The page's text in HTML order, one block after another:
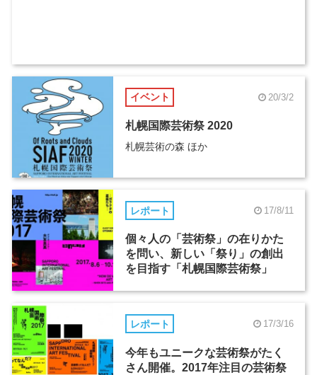
イベント 20/3/2
札幌国際芸術祭 2020
札幌芸術の森 ほか
レポート 17/8/11
個々人の「芸術祭」の在りかた
を問い、新しい「祭り」の創出
を目指す「札幌国際芸術祭」
レポート 17/3/16
今年もユニークな芸術祭がたく
さん開催。2017年注目の芸術祭